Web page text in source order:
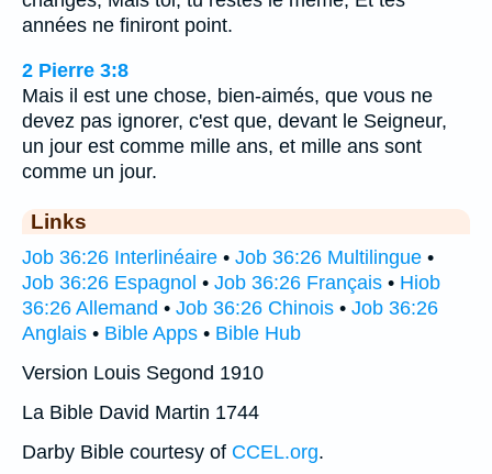
années ne finiront point.
2 Pierre 3:8
Mais il est une chose, bien-aimés, que vous ne
devez pas ignorer, c'est que, devant le Seigneur,
un jour est comme mille ans, et mille ans sont
comme un jour.
Links
Job 36:26 Interlinéaire • Job 36:26 Multilingue •
Job 36:26 Espagnol • Job 36:26 Français • Hiob
36:26 Allemand • Job 36:26 Chinois • Job 36:26
Anglais • Bible Apps • Bible Hub
Version Louis Segond 1910
La Bible David Martin 1744
Darby Bible courtesy of CCEL.org.